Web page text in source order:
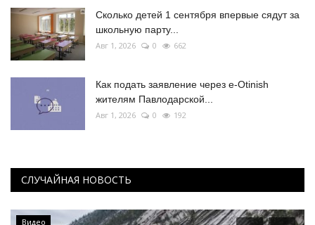
Сколько детей 1 сентября впервые сядут за
школьную парту...
Авг 1, 2026 0 662
Как подать заявление через e-Otinish
жителям Павлодарской...
Авг 1, 2026 0 192
СЛУЧАЙНАЯ НОВОСТЬ
Видео